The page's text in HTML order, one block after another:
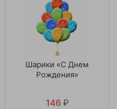
Шарики «С Днем
Рождения»
146 ₽